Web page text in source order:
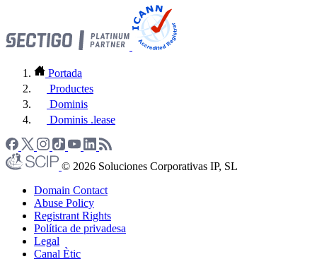
Portada
Productes
Dominis
Dominis .lease
© 2026 Soluciones Corporativas IP, SL
Domain Contact
Abuse Policy
Registrant Rights
Política de privadesa
Legal
Canal Ètic